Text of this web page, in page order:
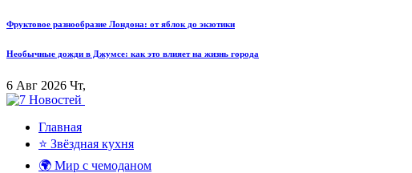
Фруктовое разнообразие Лондона: от яблок до экзотики
Необычные дожди в Джумсе: как это влияет на жизнь города
6 Авг 2026 Чт,
Главная
⭐ Звёздная кухня
🌍 Мир с чемоданом